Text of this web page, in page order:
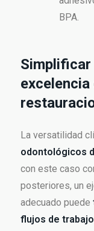
BPA.
La versatilidad
odontológicos
con este caso
posteriores, un
adecuado puede
flujos de